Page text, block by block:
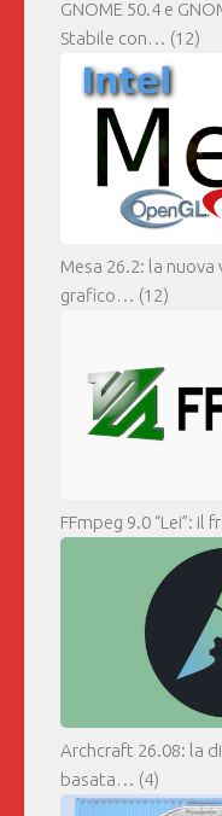
GNOME 50.4 e
Stabile con… (12)
Mesa 26.2: la
grafico… (12)
FFmpeg 9.0 “Lei”:
Archcraft 26.08: la
basata… (4)